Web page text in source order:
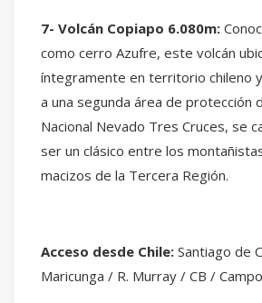
7- Volcán Copiapo 6.080m:
como cerro Azufre, este volcán
íntegramente en territorio chileno
a una segunda área de protección
Nacional Nevado Tres Cruces, se
ser un clásico entre los
macizos de la Tercera Región.
Acceso desde Chile: Santiago de
Maricunga / R. Murray / CB /